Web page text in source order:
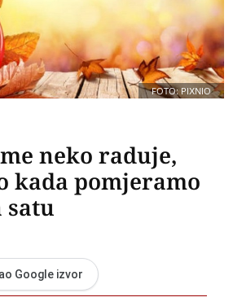
FOTO: PIXNIO
neko raduje,
kada pomjeramo
satu
Google izvor